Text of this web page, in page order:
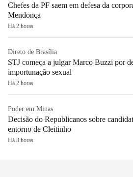
Chefes da PF saem em defesa da
Mendonça
Há 2 horas
Direto de Brasília
STJ começa a julgar Marco Buzzi por
importunação sexual
Há 2 horas
Poder em Minas
Decisão do Republicanos sobre
entorno de Cleitinho
Há 3 horas